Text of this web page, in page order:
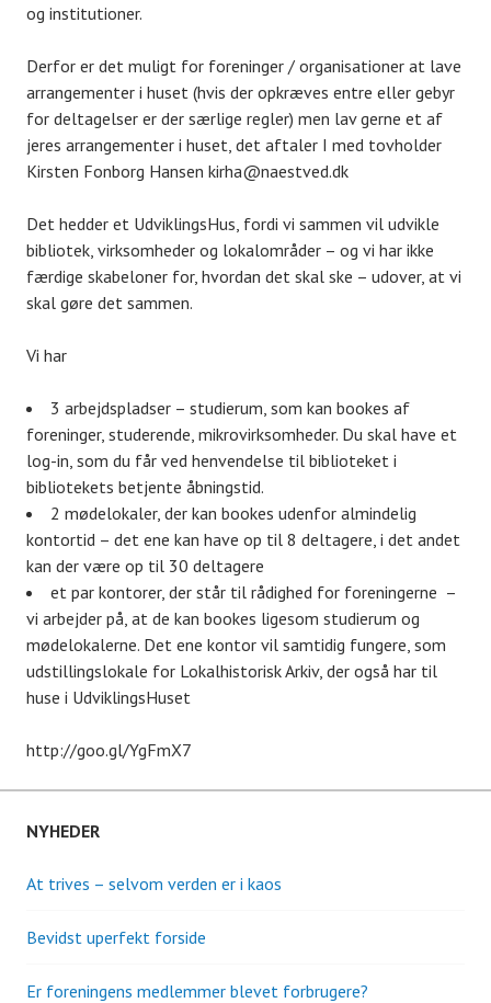
og institutioner.
Derfor er det muligt for foreninger / organisationer at lave
arrangementer i huset (hvis der opkræves entre eller gebyr
for deltagelser er der særlige regler) men lav gerne et af
jeres arrangementer i huset, det aftaler I med tovholder
Kirsten Fonborg Hansen kirha@naestved.dk
Det hedder et UdviklingsHus, fordi vi sammen vil udvikle
bibliotek, virksomheder og lokalområder – og vi har ikke
færdige skabeloner for, hvordan det skal ske – udover, at vi
skal gøre det sammen.
Vi har
3 arbejdspladser – studierum, som kan bookes af
foreninger, studerende, mikrovirksomheder. Du skal have et
log-in, som du får ved henvendelse til biblioteket i
bibliotekets betjente åbningstid.
2 mødelokaler, der kan bookes udenfor almindelig
kontortid – det ene kan have op til 8 deltagere, i det andet
kan der være op til 30 deltagere
et par kontorer, der står til rådighed for foreningerne –
vi arbejder på, at de kan bookes ligesom studierum og
mødelokalerne. Det ene kontor vil samtidig fungere, som
udstillingslokale for Lokalhistorisk Arkiv, der også har til
huse i UdviklingsHuset
http://goo.gl/YgFmX7
NYHEDER
At trives – selvom verden er i kaos
Bevidst uperfekt forside
Er foreningens medlemmer blevet forbrugere?